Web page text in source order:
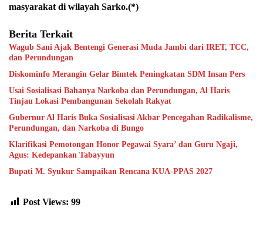
masyarakat di wilayah Sarko.(*)
Berita Terkait
Wagub Sani Ajak Bentengi Generasi Muda Jambi dari IRET, TCC,
dan Perundungan
Diskominfo Merangin Gelar Bimtek Peningkatan SDM Insan Pers
Usai Sosialisasi Bahanya Narkoba dan Perundungan, Al Haris
Tinjau Lokasi Pembangunan Sekolah Rakyat
Gubernur Al Haris Buka Sosialisasi Akbar Pencegahan Radikalisme,
Perundungan, dan Narkoba di Bungo
Klarifikasi Pemotongan Honor Pegawai Syara’ dan Guru Ngaji,
Agus: Kedepankan Tabayyun
Bupati M. Syukur Sampaikan Rencana KUA-PPAS 2027
Post Views: 99